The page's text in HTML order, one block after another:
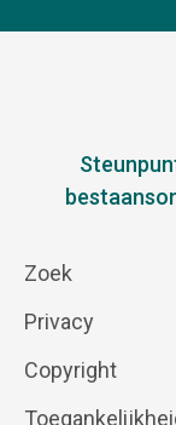
Zoek
Privacy
Copyright